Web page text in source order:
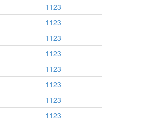
1123
1123
1123
1123
1123
1123
1123
1123